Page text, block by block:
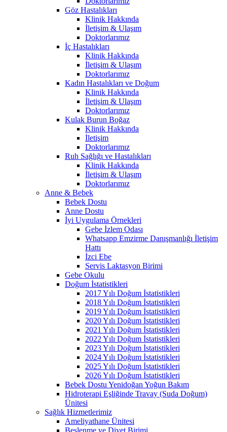
Göz Hastalıkları
Klinik Hakkında
İletişim & Ulaşım
Doktorlarımız
İç Hastalıkları
Klinik Hakkında
İletişim & Ulaşım
Doktorlarımız
Kadın Hastalıkları ve Doğum
Klinik Hakkında
İletişim & Ulaşım
Doktorlarımız
Kulak Burun Boğaz
Klinik Hakkında
İletişim
Doktorlarımız
Ruh Sağlığı ve Hastalıkları
Klinik Hakkında
İletişim & Ulaşım
Doktorlarımız
Anne & Bebek
Bebek Dostu
Anne Dostu
İyi Uygulama Örnekleri
Gebe İzlem Odası
Whatsapp Emzirme Danışmanlığı İletişim
Hattı
İzci Ebe
Servis Laktasyon Birimi
Gebe Okulu
Doğum İstatistikleri
2017 Yılı Doğum İstatistikleri
2018 Yılı Doğum İstatistikleri
2019 Yılı Doğum İstatistikleri
2020 Yılı Doğum İstatistikleri
2021 Yılı Doğum İstatistikleri
2022 Yılı Doğum İstatistikleri
2023 Yılı Doğum İstatistikleri
2024 Yılı Doğum İstatistikleri
2025 Yılı Doğum İstatistikleri
2026 Yılı Doğum İstatistikleri
Bebek Dostu Yenidoğan Yoğun Bakım
Hidroterapi Eşliğinde Travay (Suda Doğum)
Ünitesi
Sağlık Hizmetlerimiz
Ameliyathane Ünitesi
Beslenme ve Diyet Birimi